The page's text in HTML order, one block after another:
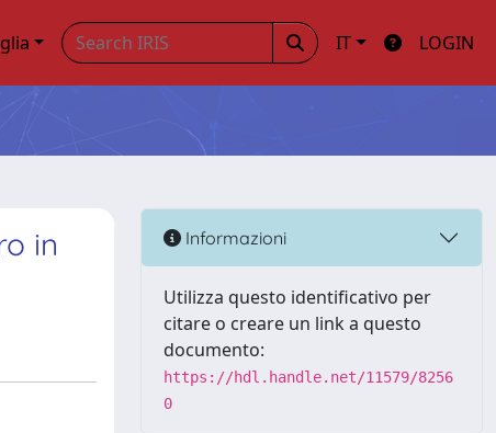
IT LOGIN
in
Informazioni
Utilizza questo identificativo per
citare o creare un link a questo
documento:
https://hdl.handle.net/11579/8256
0